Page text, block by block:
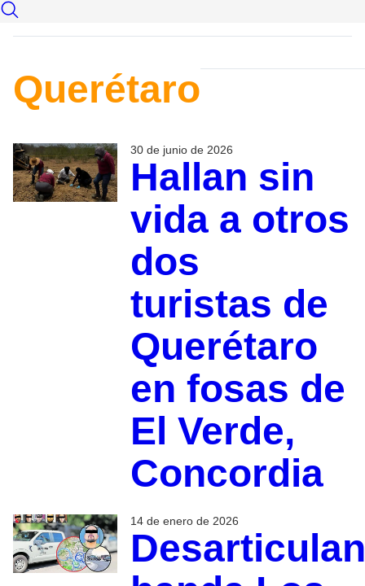
Querétaro
30 de junio de 2026
Hallan sin
vida a otros
dos
turistas de
Querétaro
en fosas de
El Verde,
Concordia
14 de enero de 2026
Desarticulan